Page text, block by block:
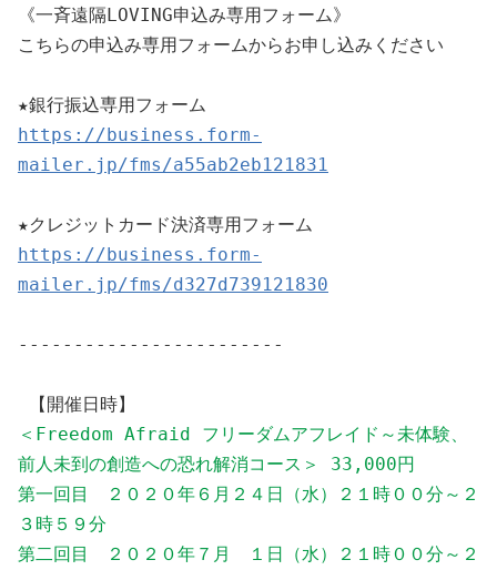
《一斉遠隔LOVING申込み専用フォーム》
こちらの申込み専用フォームからお申し込みください
https://business.form-
mailer.jp/fms/a55ab2eb121831
https://business.form-
mailer.jp/fms/d327d739121830
------------------------
＜Freedom Afraid フリーダムアフレイド～未体験、
前人未到の創造への恐れ解消コース＞ 33,000円
第一回目　２０２０年６月２４日（水）２１時００分～２
３時５９分
第二回目　２０２０年７月　１日（水）２１時００分～２